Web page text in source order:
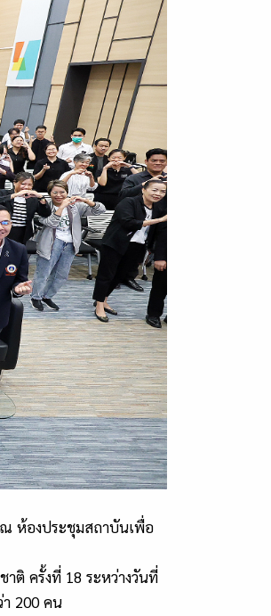
ณ ห้องประชุมสถาบันเพื่อ
าติ ครั้งที่ 18 ระหว่างวันที่
า 200คน